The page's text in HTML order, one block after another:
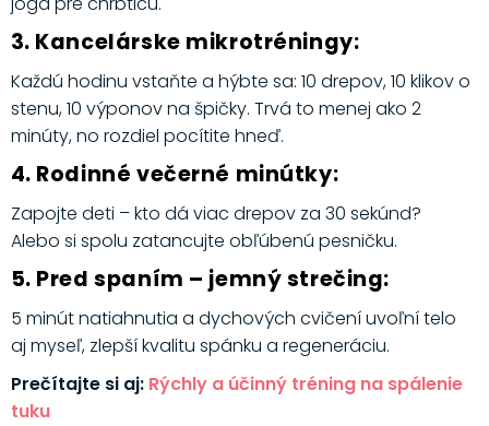
3. Kancelárske mikrotréningy:
Každú hodinu vstaňte a hýbte sa: 10 drepov, 10 klikov o
stenu, 10 výponov na špičky. Trvá to menej ako 2
minúty, no rozdiel pocítite hneď.
4. Rodinné večerné minútky:
Zapojte deti – kto dá viac drepov za 30 sekúnd?
Alebo si spolu zatancujte obľúbenú pesničku.
5. Pred spaním – jemný strečing:
5 minút natiahnutia a dychových cvičení uvoľní telo
aj myseľ, zlepší kvalitu spánku a regeneráciu.
Prečítajte si aj: Rýchly a účinný tréning na spálenie
tuku